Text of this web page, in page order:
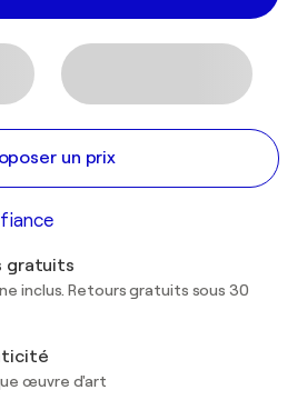
un prix
gratuits
inclus. Retours gratuits sous 30
œuvre d'art